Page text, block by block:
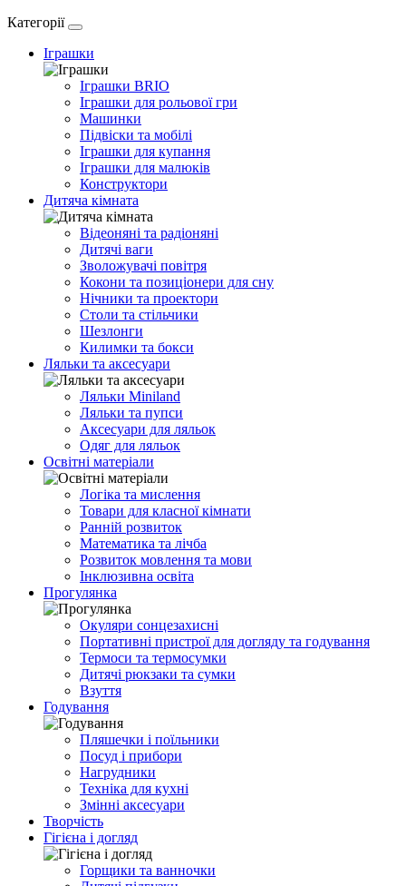
Категорії
Іграшки
Іграшки BRIO
Іграшки для рольової гри
Машинки
Підвіски та мобілі
Іграшки для купання
Іграшки для малюків
Конструктори
Дитяча кімната
Відеоняні та радіоняні
Дитячі ваги
Зволожувачі повітря
Кокони та позиціонери для сну
Нічники та проектори
Столи та стільчики
Шезлонги
Килимки та бокси
Ляльки та аксесуари
Ляльки Miniland
Ляльки та пупси
Аксесуари для ляльок
Одяг для ляльок
Освітні матеріали
Логіка та мислення
Товари для класної кімнати
Ранній розвиток
Математика та лічба
Розвиток мовлення та мови
Інклюзивна освіта
Прогулянка
Окуляри сонцезахисні
Портативні пристрої для догляду та годування
Термоси та термосумки
Дитячі рюкзаки та сумки
Взуття
Годування
Пляшечки і поїльники
Посуд і прибори
Нагрудники
Техніка для кухні
Змінні аксесуари
Творчість
Гігієна і догляд
Горщики та ванночки